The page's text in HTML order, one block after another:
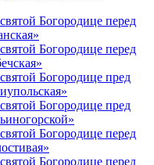
Богородице перед
Богородице перед
Богородице пред
Богородице пред
Богородице перед
Богородице перед